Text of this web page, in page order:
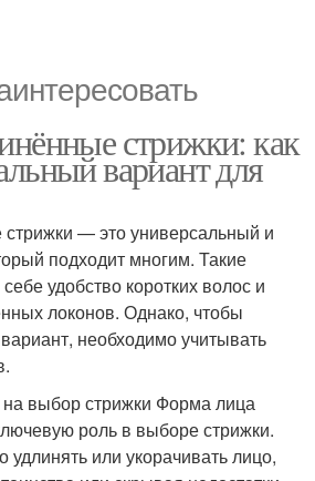
стрижки: как
вариант для
стрижки — это универсальный и
подходит многим. Такие
удобство коротких волос и
локонов. Однако, чтобы
необходимо учитывать
выбор стрижки Форма лица
роль в выборе стрижки.
или укорачивать лицо,